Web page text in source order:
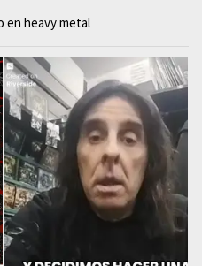
en heavy metal